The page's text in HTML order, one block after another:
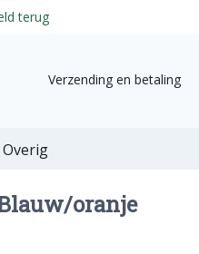
terug
Verzending en betaling
Overig
oranje